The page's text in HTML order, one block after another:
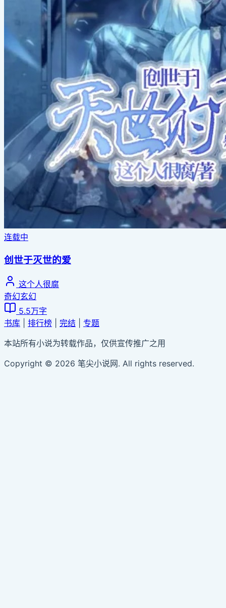
连载中
创世于灭世的爱
这个人很腐
奇幻玄幻
5.5万字
书库
排行榜 完结
专题
本站所有小说为转载作品，仅供宣传推广之用
Copyright © 2026 笔尖小说网. All rights reserved.